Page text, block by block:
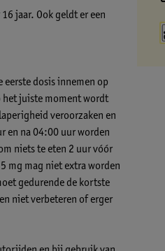
jaar. Ook geldt er een
eerste dosis innemen op
het juiste moment wordt
veroorzaken en
en na 04:00 uur worden
niets te eten 2 uur vóór
mg mag niet extra worden
gedurende de kortste
niet verbeteren of erger